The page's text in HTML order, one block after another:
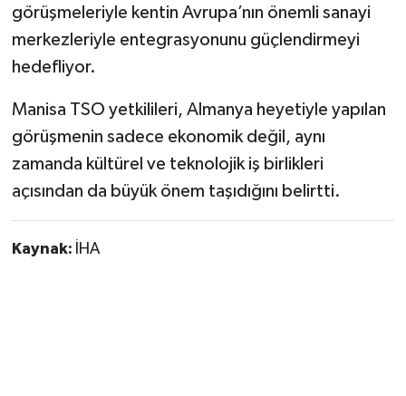
görüşmeleriyle kentin Avrupa’nın önemli sanayi
merkezleriyle entegrasyonunu güçlendirmeyi
hedefliyor.
Manisa TSO yetkilileri, Almanya heyetiyle yapılan
görüşmenin sadece ekonomik değil, aynı
zamanda kültürel ve teknolojik iş birlikleri
açısından da büyük önem taşıdığını belirtti.
Kaynak: İHA